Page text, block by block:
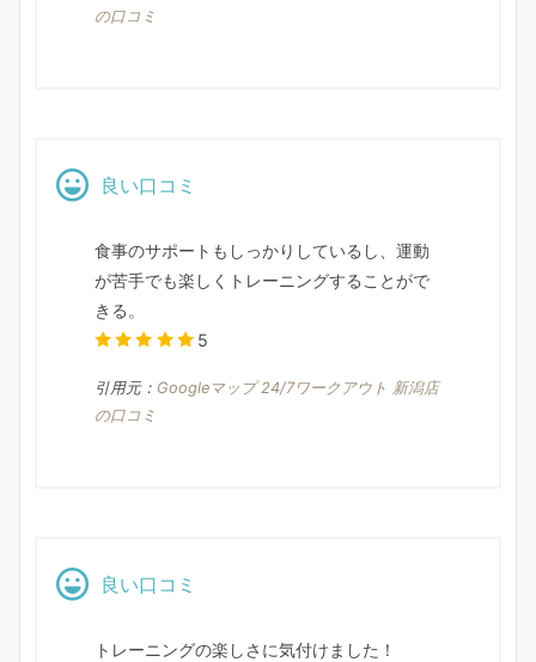
の口コミ
良い口コミ
食事のサポートもしっかりしているし、運動
が苦手でも楽しくトレーニングすることがで
きる。
5
引用元： Googleマップ 24/7ワークアウト 新潟店
の口コミ
良い口コミ
トレーニングの楽しさに気付けました！